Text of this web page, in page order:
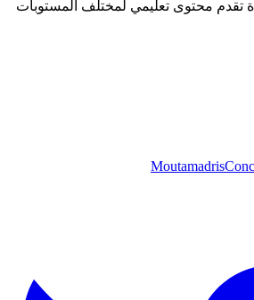
تقدم محتوى تعليمي لمختلف المستوبات
Moutamadris